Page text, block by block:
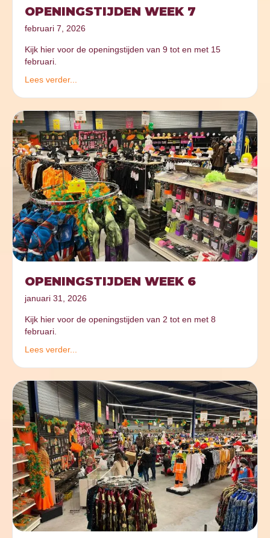
OPENINGSTIJDEN WEEK 7
februari 7, 2026
Kijk hier voor de openingstijden van 9 tot en met 15
februari.
Lees verder...
OPENINGSTIJDEN WEEK 6
januari 31, 2026
Kijk hier voor de openingstijden van 2 tot en met 8
februari.
Lees verder...